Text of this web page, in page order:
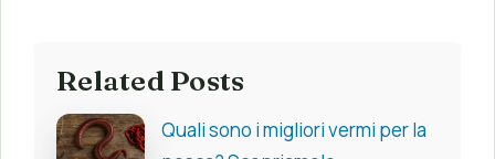
Related Posts
Quali sono i migliori vermi per la